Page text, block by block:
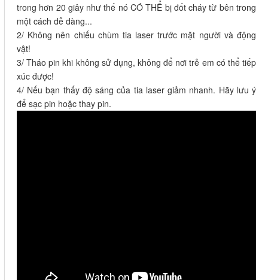
trong hơn 20 giây như thế nó CÓ THỂ bị đốt cháy từ bên trong
một cách dễ dàng...
2/ Không nên chiếu chùm tia laser trước mặt người và động
vật!
3/ Tháo pin khi không sử dụng, không để nơi trẻ em có thể tiếp
xúc được!
4/ Nếu bạn thấy độ sáng của tia laser giảm nhanh. Hãy lưu ý
để sạc pin hoặc thay pin.